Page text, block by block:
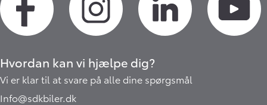
Hvordan kan vi hjælpe dig?
Vi er klar til at svare på alle dine spørgsmål
Info@sdkbiler.dk